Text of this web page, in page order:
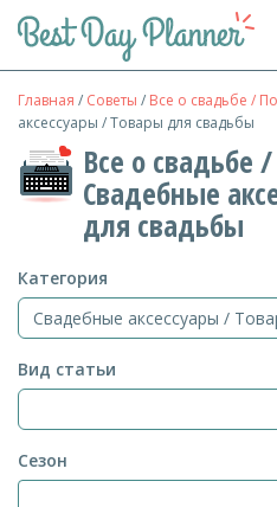
Главная / Советы / Все о свадьбе /
аксессуары / Товары для свадьбы
Все о свадьбе
Свадебные
для свадьбы
Категория
Вид статьи
Сезон